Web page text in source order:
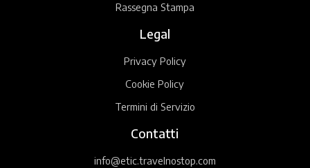
Rassegna Stampa
Legal
Privacy Policy
Cookie Policy
Termini di Servizio
Contatti
info@etic.travelnostop.com